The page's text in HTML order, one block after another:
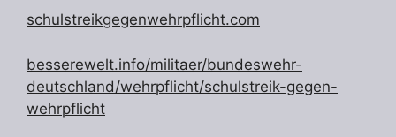
schulstreikgegenwehrpflicht.com
besserewelt.info/militaer/bundeswehr-
deutschland/wehrpflicht/schulstreik-gegen-
wehrpflicht